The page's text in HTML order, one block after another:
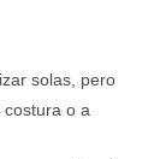
solas, pero
costura o a